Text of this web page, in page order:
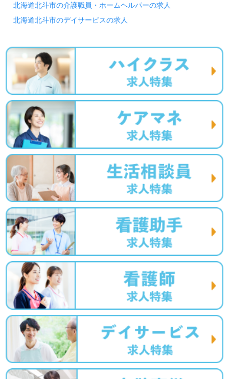
北海道北斗市の介護職員・ホームヘルパーの求人
北海道北斗市のデイサービスの求人